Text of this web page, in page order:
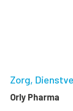
Zorg
Orly Pharma